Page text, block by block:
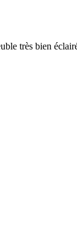
très bien